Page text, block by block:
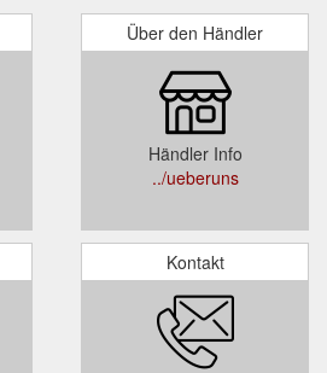
Über den Händler
Händler Info
../ueberuns
Kontakt